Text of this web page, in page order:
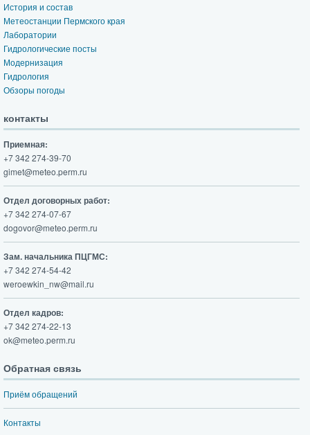
История и состав
Метеостанции Пермского края
Лаборатории
Гидрологические посты
Модернизация
Гидрология
Обзоры погоды
контакты
Приемная:
+7 342 274-39-70
gimet@meteo.perm.ru
Отдел договорных работ:
+7 342 274-07-67
dogovor@meteo.perm.ru
Зам. начальника ПЦГМС:
+7 342 274-54-42
weroewkin_nw@mail.ru
Отдел кадров:
+7 342 274-22-13
ok@meteo.perm.ru
Обратная связь
Приём обращений
Контакты